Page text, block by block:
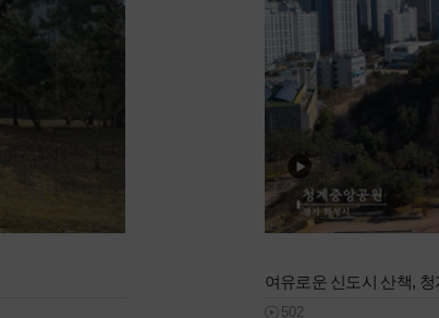
여유로운 신도시 산책,
502